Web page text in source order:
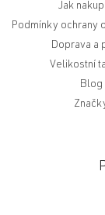
Jak
Podmínky ochrany
Doprava a
Velikostní
Blog